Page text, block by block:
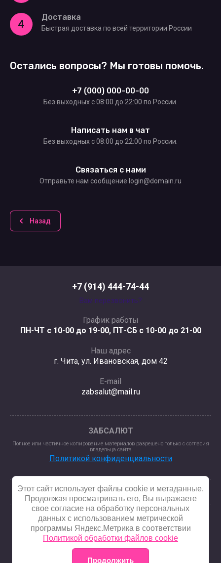
4
Доставка
Быстрая доставка по всей территории России
Остались вопросы? Мы готовы помочь.
+7 (000) 000-00-00
Без выходных c 08:00 до 22:00 по России.
Написать нам в чат
Без выходных c 08:00 до 22:00 по России.
Связаться с нами
Отправьте нам сообщение login@domain.ru
Назад
+7 (914) 444-74-44
Вам перезвонить?
График работы
ПН-ЧТ с 10-00 до 19-00, ПТ-СБ с 10-00 до 21-00
Наш адрес
г. Чита, ул. Ивановская, дом 42
E-mail
zabsalut@mail.ru
ЗАБСАЛЮТ
Полное или частичное копирование материалов разрешено только с согласия
владельца сайта
Политикой конфиденциальности
© 2025 - 2026
Этот сайт использует файлы cookie и метаданные.
Продолжая просматривать его, Вы выражаете
свое согласие на обработку персональных
данных с использованием метрической
программы Яндекс.Метрика в соответствии
Политикой обработки файлов cookie
Продолжить